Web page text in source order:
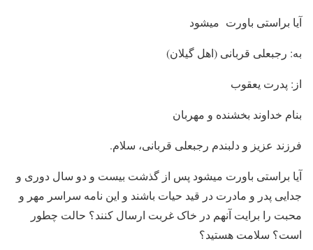
آیا براستی باورت میشود
به: رجبعلی قربانی (اهل گیلان)
از: پدرت یعقوب
بنام خداوند بخشنده و مهربان
فرزند عزیز و دلبندم رجبعلی قربانی، سلام.
آیا براستی باورت میشود پس از گذشت بیست و دو سال دوری و
جدایی پدر و مادرت در قید حیات باشند و این نامه سراسر مهر و
محبت را برایت آنهم در خاک غربت ارسال کنند؟ حالت چطور
است؟ سلامت هستید؟